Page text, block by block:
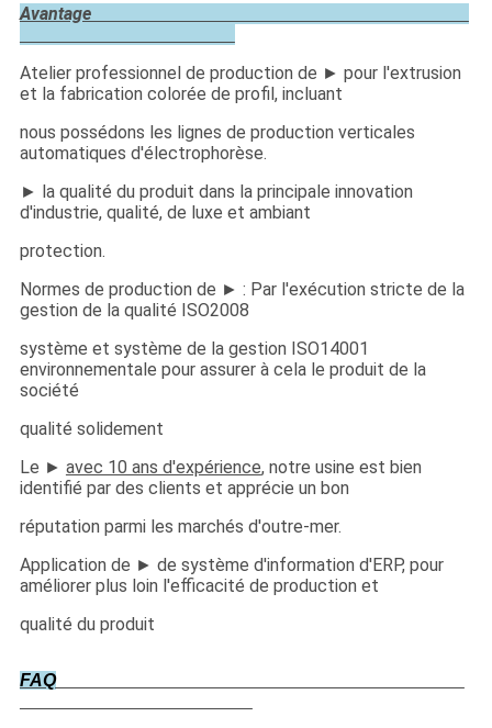
Avantage
Atelier professionnel de production de ► pour l'extrusion
et la fabrication colorée de profil, incluant
nous possédons les lignes de production verticales
automatiques d'électrophorèse.
► la qualité du produit dans la principale innovation
d'industrie, qualité, de luxe et ambiant
protection.
Normes de production de ► : Par l'exécution stricte de la
gestion de la qualité ISO2008
système et système de la gestion ISO14001
environnementale pour assurer à cela le produit de la
société
qualité solidement
Le ► avec 10 ans d'expérience, notre usine est bien
identifié par des clients et apprécie un bon
réputation parmi les marchés d'outre-mer.
Application de ► de système d'information d'ERP, pour
améliorer plus loin l'efficacité de production et
qualité du produit
FAQ